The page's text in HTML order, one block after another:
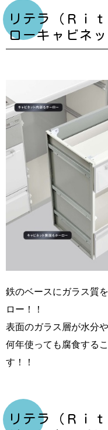
リテラ（Ｒｉ
ローキャビネッ
鉄のベースにガラス質
ロー！！
表面のガラス層が水分
何年使っても腐食する
す！！
リテラ（Ｒｉ